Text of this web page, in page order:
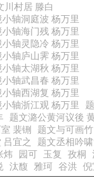
川村居 滕白
轴洞庭波 杨万里
轴海门残 杨万里
轴灵隐冷 杨万里
轴庐山霁 杨万里
轴太湖秋 杨万里
轴武昌春 杨万里
轴西湖复 杨万里
轴浙江观 杨万里
题文潞公黄河议後
裴铏
题文与可画
吕宜之
题文丞相吟
炜 园可 玉复 孜桐
汰馥 雅珂 谷洪 倪